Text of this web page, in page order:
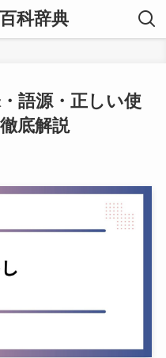
科辞典
語源・正しい使
底解説